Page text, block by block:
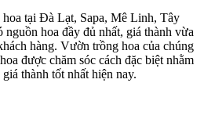
tại Đà Lạt, Sapa, Mê Linh, Tây
hoa đầy đủ nhất, giá thành vừa
hàng. Vườn trồng hoa của chúng
được chăm sóc cách đặc biệt nhằm
thành tốt nhất hiện nay.